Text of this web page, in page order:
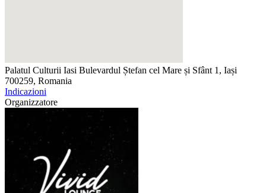
Palatul Culturii Iasi Bulevardul Ștefan cel Mare și Sfânt 1, Iași
700259, Romania
Indicazioni
Organizzatore